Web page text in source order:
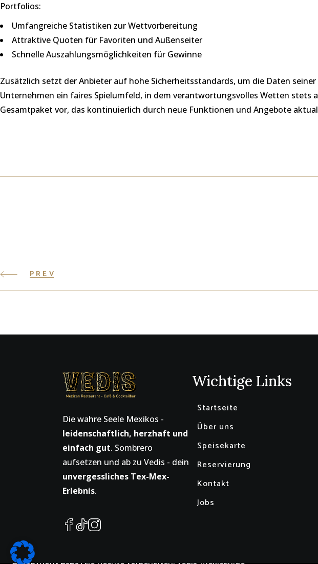
Portfolios:
Umfangreiche Statistiken zur Wettvorbereitung
Attraktive Quoten für Favoriten und Außenseiter
Schnelle Auszahlungsmöglichkeiten für Gewinne
Zusätzlich setzt der Anbieter auf hohe Sicherheitsstandards, um die Daten
Unternehmen ein faires Spielumfeld, in dem verantwortungsvolles Wetten
Gesamtpaket vor, das kontinuierlich durch neue Funktionen und Angebote
PREV
Die wahre Seele Mexikos -
leidenschaftlich, herzhaft und
einfach gut. Sombrero
aufsetzen und ab zu Vedis - dein
unvergessliches Tex-Mex-
Erlebnis.
Wichtige Links
Startseite
Über uns
Speisekarte
Reservierung
Kontakt
Jobs
© Copyright 2026 Alle Rechte vorbehalten. vedis-mexican.de